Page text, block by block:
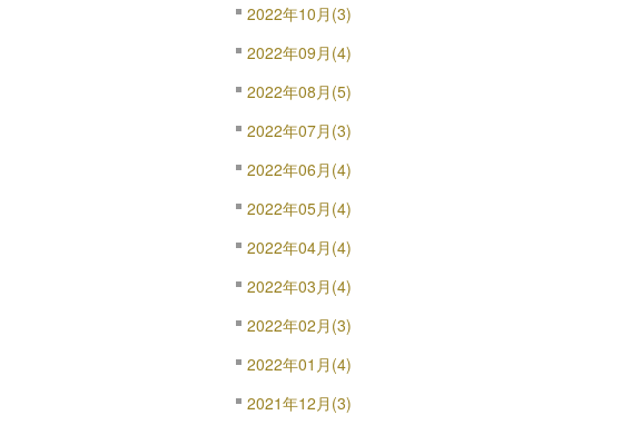
2022年10月(3)
2022年09月(4)
2022年08月(5)
2022年07月(3)
2022年06月(4)
2022年05月(4)
2022年04月(4)
2022年03月(4)
2022年02月(3)
2022年01月(4)
2021年12月(3)